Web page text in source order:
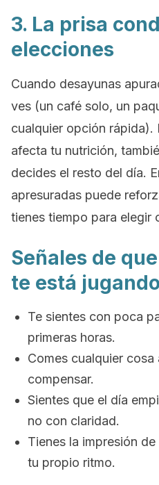
3. La prisa
elecciones
Cuando desayunas
ves (un café solo, un
cualquier opción rápida).
afecta tu nutrición,
decides el resto del día.
apresuradas puede
tienes tiempo para elegir
Señales de
te está
Te sientes con poca
primeras horas.
Comes cualquier cosa
compensar.
Sientes que el día
no con claridad.
Tienes la impresión
tu propio ritmo.